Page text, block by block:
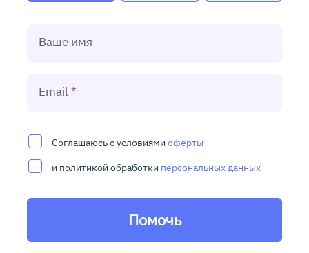
Ваше имя
Email
Соглашаюсь с условиями оферты
и политикой обработки персональных данных
Помочь